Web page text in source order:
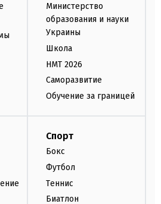
Министерство
образования и науки
Украины
Школа
НМТ 2026
Саморазвитие
Обучение за границей
Спорт
Бокс
Футбол
Теннис
Биатлон